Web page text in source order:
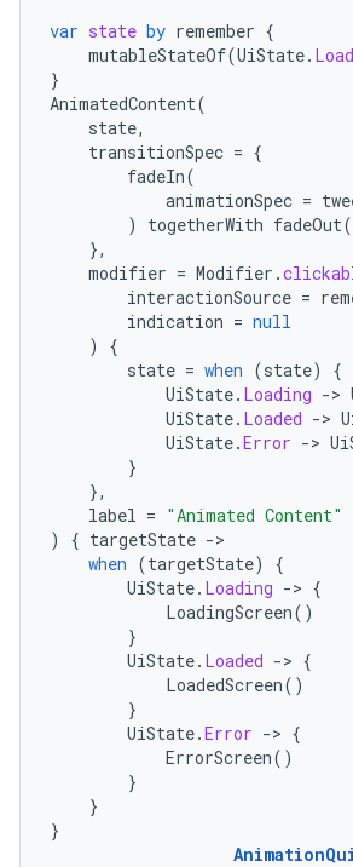
var state by remember {
mutableStateOf(UiState.
}
AnimatedContent(
state,
transitionSpec = {
fadeIn(
animationSpec =
)
togetherWith fadeOut(
},
modifier = Modifier .
interactionSource =
indication = null
)
{
state = when (state)
{
UiState. Loading ->
UiState. Loaded ->
UiState.Error ->
}
},
label = "Animated Content"
)
{ targetState -
when (targetState)
{
UiState. Loading -> {
LoadingScreen()
}
UiState. Loaded -> {
LoadedScreen()
}
UiState.Error -> {
ErrorScreen()
}
}
}